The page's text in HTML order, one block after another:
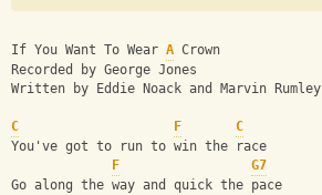
If You Want To Wear A Crown
Recorded by George Jones
Written by Eddie Noack and Marvin Rumley
C F
C
You've got to run to win the race
F
G7
Go along the way and quick the pace